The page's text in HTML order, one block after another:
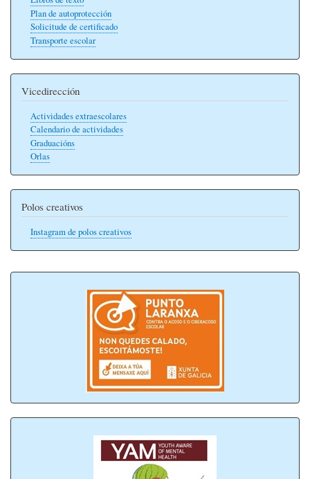
Plan de autoprotección
Solicitude de certificado
Transporte escolar
Vicedirección
Actividades extraescolares
Calendario de actividades
Graduacións
Orlas
Polos creativos
Instagram de polos creativos